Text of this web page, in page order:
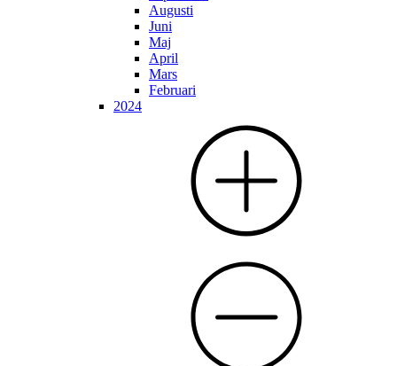
Augusti
Juni
Maj
April
Mars
Februari
2024